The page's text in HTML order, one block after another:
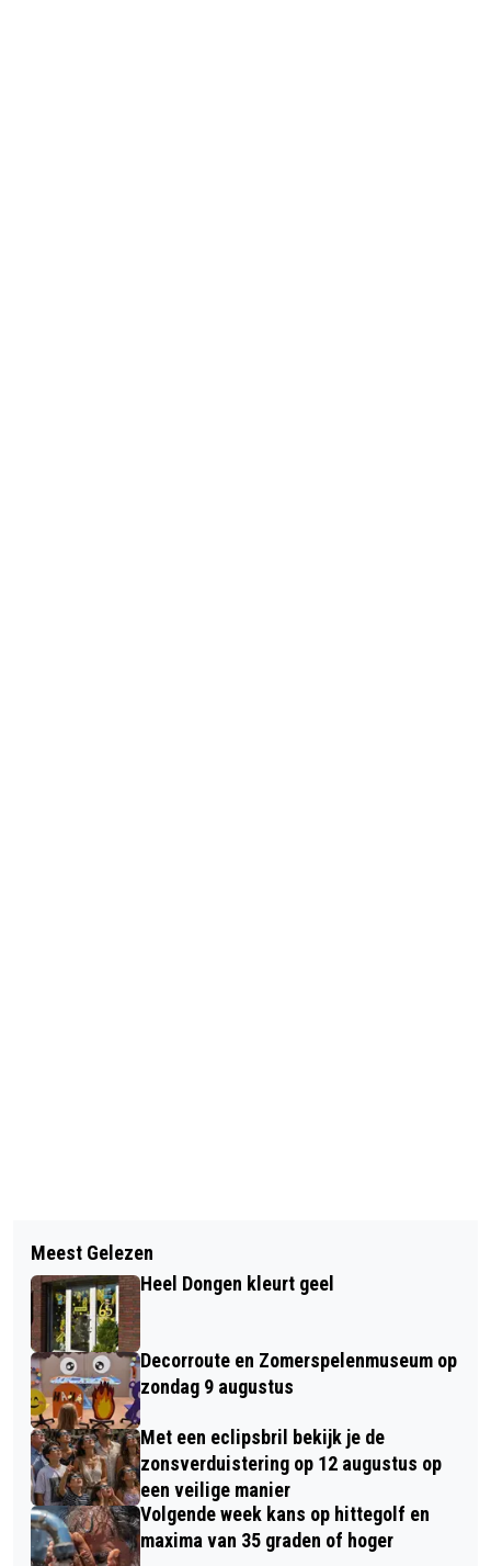
MILIEUSTRAAT DE COOLHOF WEER
OPEN
VOOR HET EERST IN PEEËNRIJK: HET
POPPY’S CARNAVALSEMBLEEM
Meest Gelezen
Heel Dongen kleurt geel
Decorroute en Zomerspelenmuseum op
zondag 9 augustus
Met een eclipsbril bekijk je de
zonsverduistering op 12 augustus op
een veilige manier
Volgende week kans op hittegolf en
maxima van 35 graden of hoger